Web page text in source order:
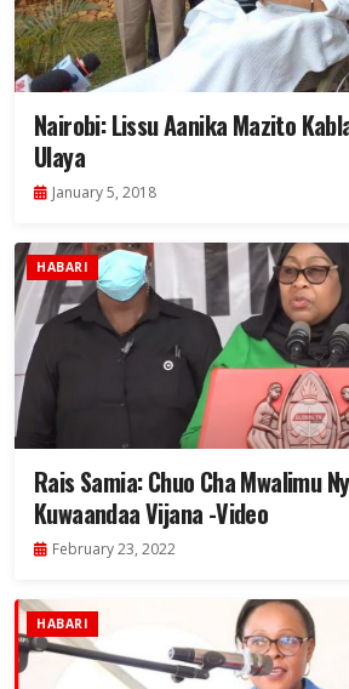
Nairobi: Lissu Aanika Mazito
Ulaya
January 5, 2018
HABARI
Rais Samia: Chuo Cha Mwalimu
Kuwaandaa Vijana -Video
February 23, 2022
HABARI